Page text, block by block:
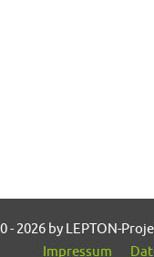
- 2026 by LEPTON-
Impressum